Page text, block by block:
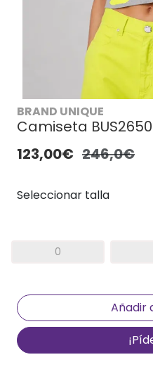
BRAND UNIQUE
Camiseta
123,00€ 246,0€
Seleccionar talla
0